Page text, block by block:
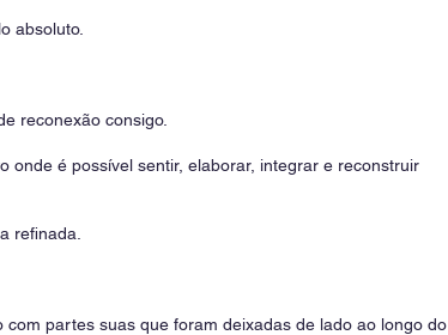
absoluto.
reconexão consigo.
onde é possível sentir, elaborar, integrar e reconstruir
refinada.
partes suas que foram deixadas de lado ao longo do